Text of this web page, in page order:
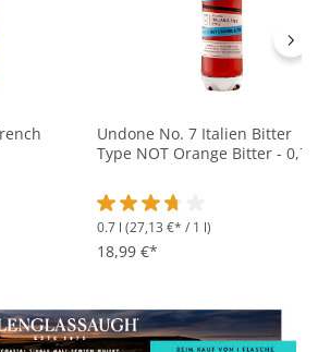
von 4.5 von 5 Sternen
Undone No. 7 Italien Bitter
Type NOT Orange Bitter - 0,7L
Durchschnittliche
0.7 l (27,13 €* / 1 l)
18,99 €*